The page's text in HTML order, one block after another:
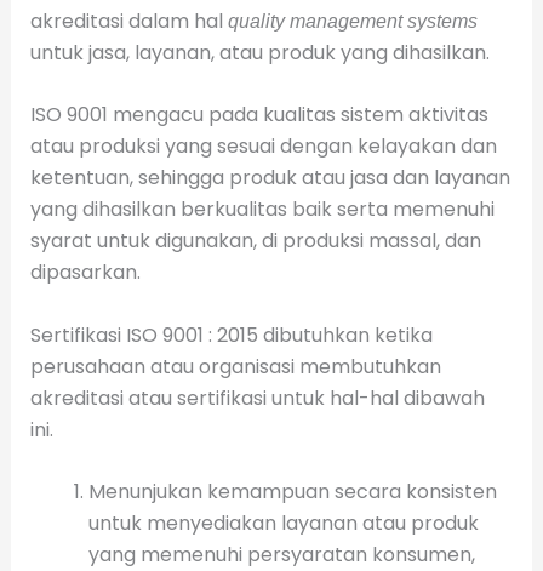
akreditasi dalam hal quality management systems
untuk jasa, layanan, atau produk yang dihasilkan.
ISO 9001 mengacu pada kualitas sistem aktivitas
atau produksi yang sesuai dengan kelayakan dan
ketentuan, sehingga produk atau jasa dan layanan
yang dihasilkan berkualitas baik serta memenuhi
syarat untuk digunakan, di produksi massal, dan
dipasarkan.
Sertifikasi ISO 9001 : 2015 dibutuhkan ketika
perusahaan atau organisasi membutuhkan
akreditasi atau sertifikasi untuk hal-hal dibawah
ini.
Menunjukan kemampuan secara konsisten
untuk menyediakan layanan atau produk
yang memenuhi persyaratan konsumen,